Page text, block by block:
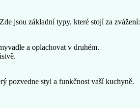
jsou základní typy, které stojí za zvážení:
a oplachovat v druhém.
pozvedne styl a funkčnost vaší kuchyně.